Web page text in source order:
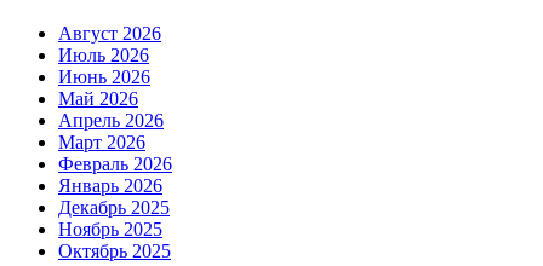
Август 2026
Июль 2026
Июнь 2026
Май 2026
Апрель 2026
Март 2026
Февраль 2026
Январь 2026
Декабрь 2025
Ноябрь 2025
Октябрь 2025